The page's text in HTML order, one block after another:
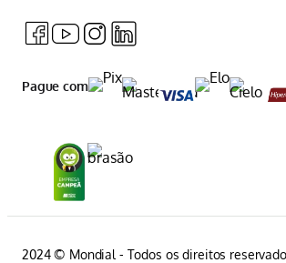
Pague com
2024 © Mondial - Todos os direitos